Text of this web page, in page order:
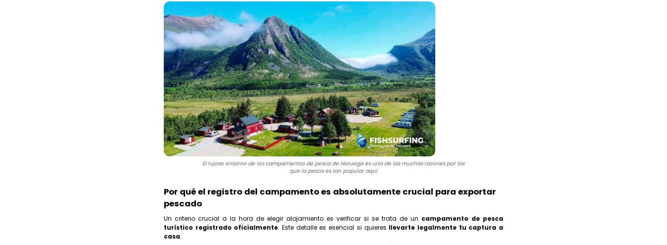
El lujoso entorno de los campamentos de pesca de Noruega es una de las muchas razones por las
que la pesca es tan popular aquí.
Por qué el registro del campamento es absolutamente crucial para exportar
pescado
Un criterio crucial a la hora de elegir alojamiento es verificar si se trata de un campamento de pesca
turístico registrado oficialmente. Este detalle es esencial si quieres llevarte legalmente tu captura a
casa.